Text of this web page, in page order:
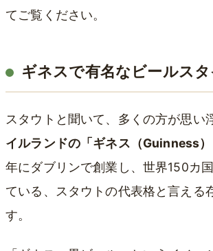
てご覧ください。
ギネスで有名なビールス
スタウトと聞いて、多くの方が思い
イルランドの「ギネス（Guinness）
年にダブリンで創業し、世界150カ
ている、スタウトの代表格と言える
す。